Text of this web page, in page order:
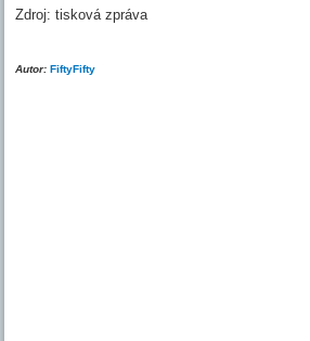
Zdroj: tisková zpráva
Autor:FiftyFifty